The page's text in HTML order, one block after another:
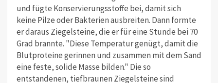
und fügte Konservierungsstoffe bei, damit sich
keine Pilze oder Bakterien ausbreiten. Dann formte
er daraus Ziegelsteine, die er für eine Stunde bei 70
Grad brannte. "Diese Temperatur genügt, damit die
Blutproteine gerinnen und zusammen mit dem Sand
eine feste, solide Masse bilden." Die so
entstandenen, tiefbraunen Ziegelsteine sind